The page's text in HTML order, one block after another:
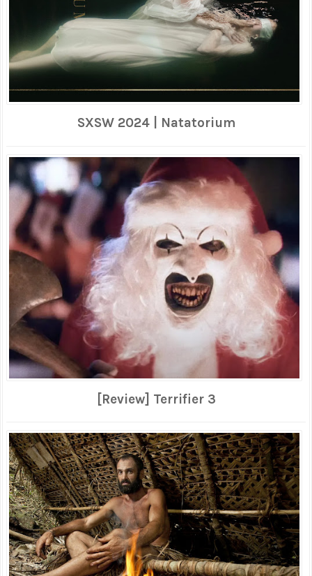
SXSW 2024 | Natatorium
[Review] Terrifier 3